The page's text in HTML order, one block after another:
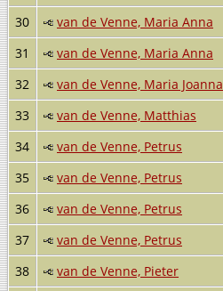
30
van de Venne, Maria Anna
31
van de Venne, Maria Anna
32
van de Venne, Maria Joanna
33
van de Venne, Matthias
34
van de Venne, Petrus
35
van de Venne, Petrus
36
van de Venne, Petrus
37
van de Venne, Petrus
38
van de Venne, Pieter